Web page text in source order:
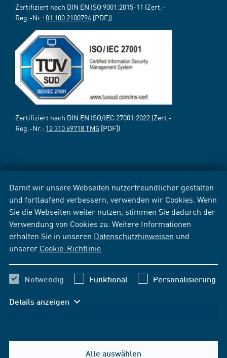
Damit wir unsere Webseiten nutzerfreundlicher gestalten
und fortlaufend verbessern, verwenden wir Cookies. Wenn
Sie die Webseiten weiter nutzen, stimmen Sie dadurch der
Verwendung von Cookies zu. Weitere Informationen
erhalten Sie in unseren Datenschutzhinweisen und
unserer Cookie-Richtlinie
Notwendig Funktional Personalisierung
Details anzeigen
Alle auswählen
Zertifiziert nach DIN EN ISO 9001:2015-11 (Zert.-
Reg.-Nr.: 01 100 2100794 [PDF])
Zertifiziert nach DIN EN ISO/IEC 27001:2022 (Zert.-
Reg.-Nr.: 12 310 69718 TMS [PDF])